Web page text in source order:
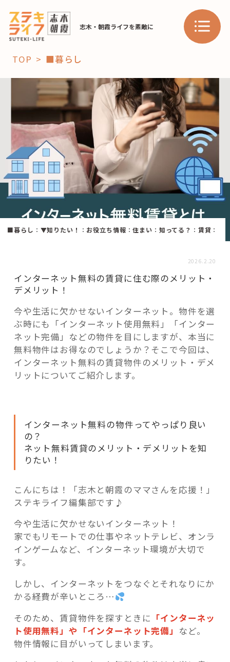
志木・朝霞ライフを素敵に
「コト」
子育て
暮らし
おすすめ
スポット 学び・教育
「場」
HAREL HAREL
活用事例
「モノ」
fleXe リノベ事例
「ひと」
協賛・協力店
これからの暮らし 住み替え相談
記事検索
TOP ■暮らし
■暮らし ： ▼知りたい！ ： お役立ち情報 ：住まい ： 知ってる？ ： 賃貸 ：
2026.2.20
インターネット無料の賃貸に住む際のメリット・
デメリット！
今や生活に欠かせないインターネット。物件を選
ぶ時にも「インターネット使用無料」「インター
ネット完備」などの物件を目にしますが、本当に
無料物件はお得なのでしょうか？そこで今回は、
インターネット無料の賃貸物件のメリット・デメ
リットについてご紹介します。
インターネット無料の物件ってやっぱり良い
の？
ネット無料賃貸のメリット・デメリットを知
りたい！
こんにちは！「志木と朝霞のママさんを応援！」
ステキライフ編集部です♪
今や生活に欠かせないインターネット！
家でもリモートでの仕事やネットテレビ、オンラ
インゲームなど、インターネット環境が大切で
す。
しかし、インターネットをつなぐとそれなりにか
かる経費が辛いところ…
そのため、賃貸物件を探すときに 「インターネッ
ト使用無料」や「インターネット完備」 など。
物件情報に目がいってしまいます。